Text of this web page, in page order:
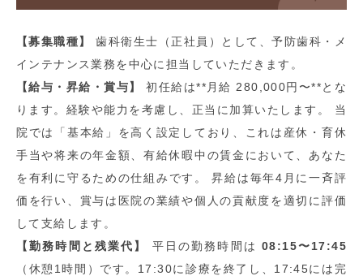
【募集職種】
歯科衛生士（正社員）として、予防歯科・メ
インテナンス業務を中心に担当していただきます。
【給与・昇給・賞与】
初任給は**月給 280,000円〜**とな
ります。経験や能力を考慮し、正当に加算いたします。 当
院では「基本給」を高く設定しており、これは産休・育休
手当や将来の年金額、有給休暇中の賃金において、あなた
を有利に守るための仕組みです。 昇給は毎年4月に一斉評
価を行い、賞与は医院の業績や個人の貢献度を適切に評価
して支給します。
【勤務時間と残業代】
平日の勤務時間は08:15〜17:45
（休憩1時間）です。17:30に診療を終了し、17:45には完